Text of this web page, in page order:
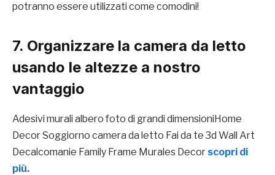
potranno essere utilizzati come comodini!
7. Organizzare la camera da letto
usando le altezze a nostro
vantaggio
Adesivi murali albero foto di grandi dimensioniHome
Decor Soggiorno camera da letto Fai da te 3d Wall Art
Decalcomanie Family Frame Murales Decor scopri di
più.